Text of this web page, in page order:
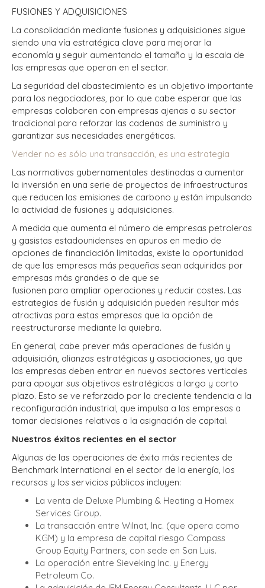
FUSIONES Y ADQUISICIONES
La consolidación mediante fusiones y adquisiciones sigue
siendo una vía estratégica clave para mejorar la
economía y seguir aumentando el tamaño y la escala de
las empresas que operan en el sector.
La seguridad del abastecimiento es un objetivo importante
para los negociadores, por lo que cabe esperar que las
empresas colaboren con empresas ajenas a su sector
tradicional para reforzar las cadenas de suministro y
garantizar sus necesidades energéticas.
Vender no es sólo una transacción, es una estrategia
Las normativas gubernamentales destinadas a aumentar
la inversión en una serie de proyectos de infraestructuras
que reducen las emisiones de carbono y están impulsando
la actividad de fusiones y adquisiciones.
A medida que aumenta el número de empresas petroleras
y gasistas estadounidenses en apuros en medio de
opciones de financiación limitadas, existe la oportunidad
de que las empresas más pequeñas sean adquiridas por
empresas más grandes o de que se
fusionen para ampliar operaciones y reducir costes. Las
estrategias de fusión y adquisición pueden resultar más
atractivas para estas empresas que la opción de
reestructurarse mediante la quiebra.
En general, cabe prever más operaciones de fusión y
adquisición, alianzas estratégicas y asociaciones, ya que
las empresas deben entrar en nuevos sectores verticales
para apoyar sus objetivos estratégicos a largo y corto
plazo. Esto se ve reforzado por la creciente tendencia a la
reconfiguración industrial, que impulsa a las empresas a
tomar decisiones relativas a la asignación de capital.
Nuestros éxitos recientes en el sector
Algunas de las operaciones de éxito más recientes de
Benchmark International en el sector de la energía, los
recursos y los servicios públicos incluyen:
La venta de Deluxe Plumbing & Heating a Homex
Services Group.
La transacción entre Wilnat, Inc. (que opera como
KGM) y la empresa de capital riesgo Compass
Group Equity Partners, con sede en San Luis.
La operación entre Sieveking Inc. y Energy
Petroleum Co.